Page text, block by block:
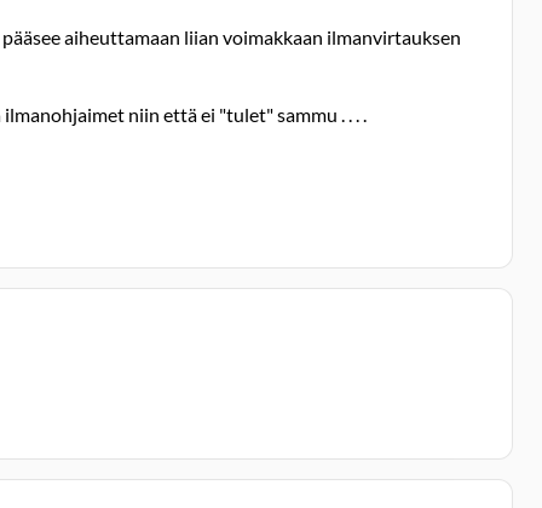
aiheuttamaan liian voimakkaan ilmanvirtauksen
niin että ei "tulet" sammu . . . .